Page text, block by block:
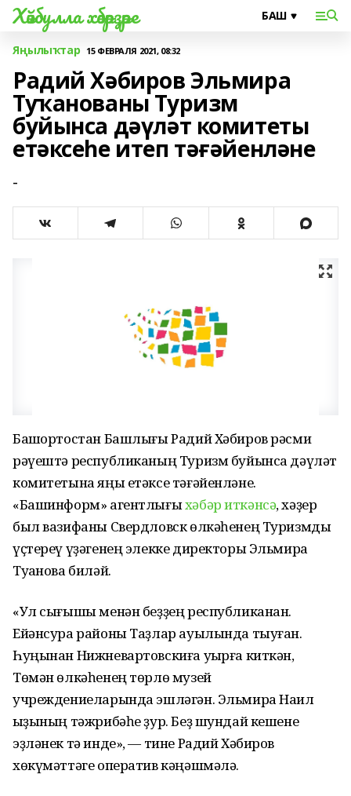
Хәйбулла хәбәрҙәре
Яңылыҡтар 15 ФЕВРАЛЯ 2021, 08:32
Радий Хәбиров Эльмира
Туҡанованы Туризм
буйынса дәүләт комитеты
етәксеһе итеп тәғәйенләне
-
Башҡортостан Башлығы Радий Хәбиров рәсми
рәүештә республиканың Туризм буйынса дәүләт
комитетына яңы етәксе тәғәйенләне.
«Башинформ» агентлығыхәбәр иткәнсә, хәҙер
был вазифаны Свердловск өлкәһенең Туризмды
үҫтереү үҙәгенең элекке директоры Эльмира
Туҡанова биләй.
«Ул сығышы менән беҙҙең республиканан.
Ейәнсура районы Таҙлар ауылында тыуған.
Һуңынан Нижневартовскиға уҡырға киткән,
Төмән өлкәһенең төрлө музей
учреждениеларында эшләгән. Эльмира Наил
ҡыҙының тәжрибәһе ҙур. Беҙ шундай кешене
эҙләнек тә инде», — тине Радий Хәбиров
хөкүмәттәге оператив кәңәшмәлә.